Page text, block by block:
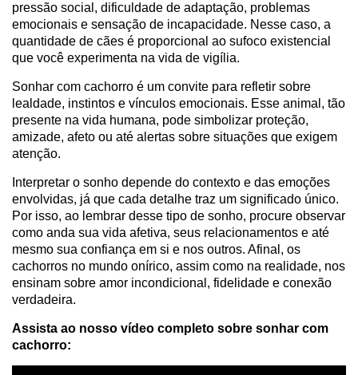
pressão social, dificuldade de adaptação, problemas
emocionais e sensação de incapacidade. Nesse caso, a
quantidade de cães é proporcional ao sufoco existencial
que você experimenta na vida de vigília.
Sonhar com cachorro é um convite para refletir sobre
lealdade, instintos e vínculos emocionais. Esse animal, tão
presente na vida humana, pode simbolizar proteção,
amizade, afeto ou até alertas sobre situações que exigem
atenção.
Interpretar o sonho depende do contexto e das emoções
envolvidas, já que cada detalhe traz um significado único.
Por isso, ao lembrar desse tipo de sonho, procure observar
como anda sua vida afetiva, seus relacionamentos e até
mesmo sua confiança em si e nos outros. Afinal, os
cachorros no mundo onírico, assim como na realidade, nos
ensinam sobre amor incondicional, fidelidade e conexão
verdadeira.
Assista ao nosso vídeo completo sobre sonhar com
cachorro: